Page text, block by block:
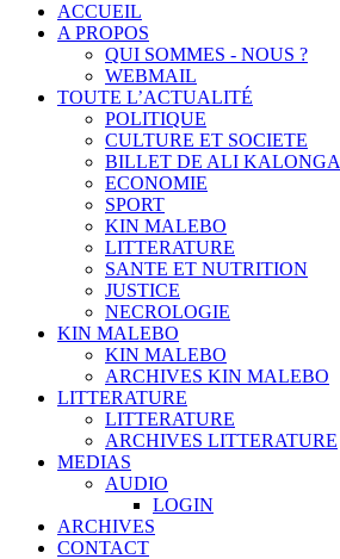
ACCUEIL
A PROPOS
QUI SOMMES - NOUS ?
WEBMAIL
TOUTE L’ACTUALITÉ
POLITIQUE
CULTURE ET SOCIETE
BILLET DE ALI KALONGA
ECONOMIE
SPORT
KIN MALEBO
LITTERATURE
SANTE ET NUTRITION
JUSTICE
NECROLOGIE
KIN MALEBO
KIN MALEBO
ARCHIVES KIN MALEBO
LITTERATURE
LITTERATURE
ARCHIVES LITTERATURE
MEDIAS
AUDIO
LOGIN
ARCHIVES
CONTACT